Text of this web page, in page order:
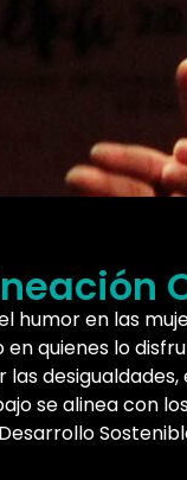
humor en las
quienes lo
desigualdades,
se alinea con
Desarrollo